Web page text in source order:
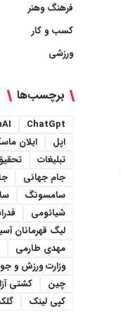
فرهنگ وهنر
کسب و کار
ورزشی
برچسب‌ها
ChatGpt
اپل
ایلان
تبلیغات
جام جهانی
سامسونگ
شیائومی
لیگ قهرمانان
مهدی طارمی
وزارت ورزش و
چین
کشتی
کپی لینک